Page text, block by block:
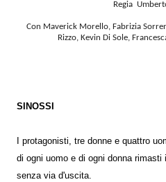
Regia
Con Maverick Morello, Fabrizia Sorrentino, Carmine Cacciola, Michelle
Rizzo, Kevin Di Sole,
SINOSSI
I protagonisti, tre donne e quattro
di ogni uomo e di ogni donna
senza via d'uscita.